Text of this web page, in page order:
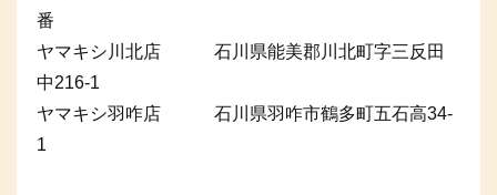
番
ヤマキシ川北店 石川県能美郡川北町字三反田
中216-1
ヤマキシ羽咋店 石川県羽咋市鶴多町五石高34-
1